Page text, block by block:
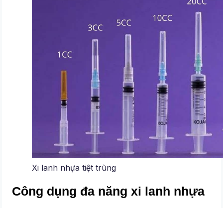
Xi lanh nhựa tiệt trùng
Công dụng đa năng xi lanh nhựa